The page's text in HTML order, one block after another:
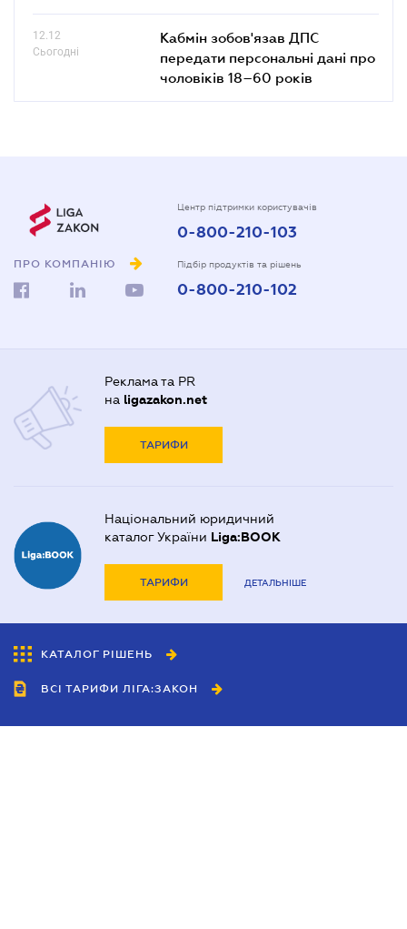
12.12
Сьогодні
Кабмін зобов'язав ДПС
передати персональні дані про
чоловіків 18–60 років
ПРО КОМПАНІЮ
Центр підтримки користувачів
0-800-210-103
Підбір продуктів та рішень
0-800-210-102
Реклама та PR
на ligazakon.net
ТАРИФИ
Національний юридичний
каталог України Liga:BOOK
ТАРИФИ ДЕТАЛЬНІШЕ
КАТАЛОГ РІШЕНЬ
ВСІ ТАРИФИ ЛІГА:ЗАКОН